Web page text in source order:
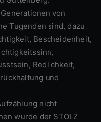
von
Tugenden sind, dazu
Bescheidenheit,
Redlichkeit,
und
nicht
wurde der STOLZ